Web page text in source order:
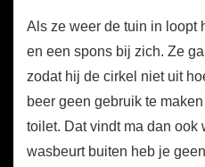
Als ze weer de tuin in loopt
en een spons bij zich. Ze
zodat hij de cirkel niet uit
beer geen gebruik te
toilet. Dat vindt ma dan ook
wasbeurt buiten heb je